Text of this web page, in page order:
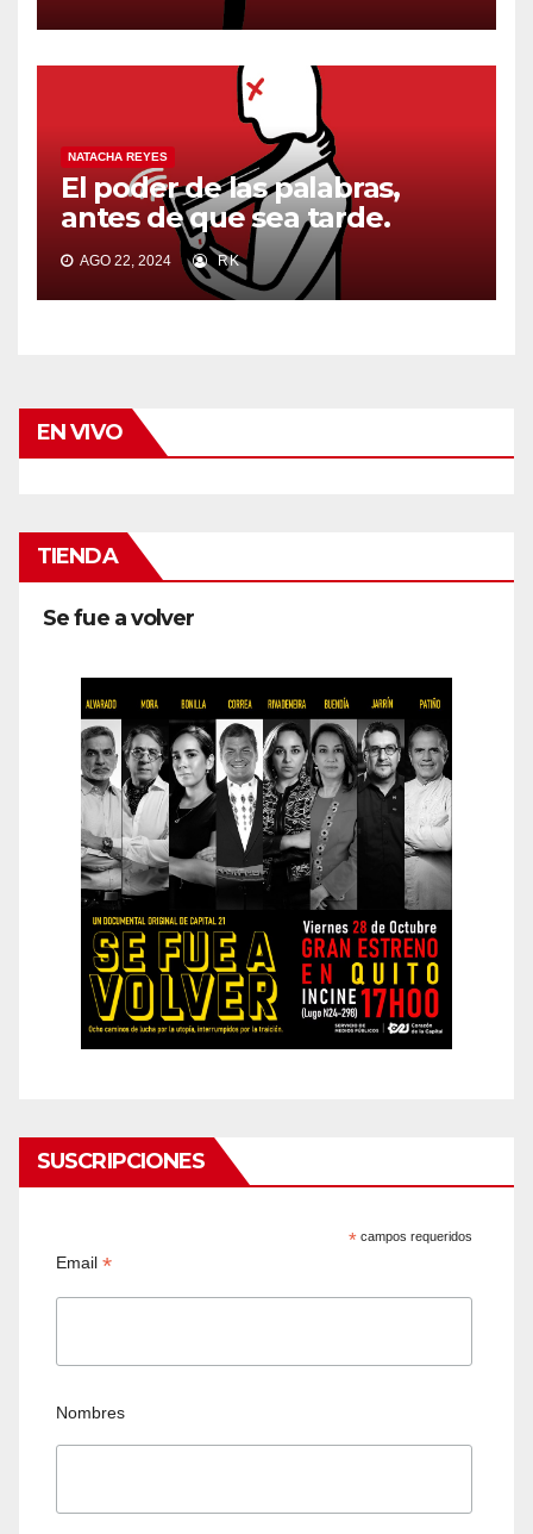
NATACHA REYES
El poder de las palabras,
antes de que sea tarde.
AGO 22, 2024 RK
EN VIVO
TIENDA
Se fue a volver
SUSCRIPCIONES
* campos requeridos
Email*
Nombres